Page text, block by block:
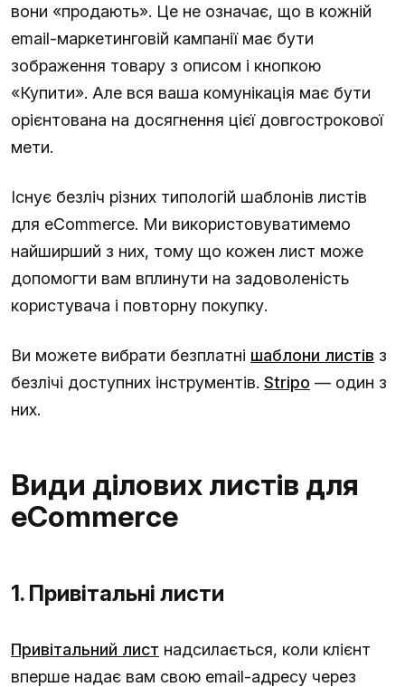
вони «продають». Це не означає, що в кожній
email-маркетинговій кампанії має бути
зображення товару з описом і кнопкою
«Купити». Але вся ваша комунікація має бути
орієнтована на досягнення цієї довгострокової
мети.
Існує безліч різних типологій шаблонів листів
для eCommerce. Ми використовуватимемо
найширший з них, тому що кожен лист може
допомогти вам вплинути на задоволеність
користувача і повторну покупку.
Ви можете вибрати безплатні шаблони листів з
безлічі доступних інструментів. Stripo — один з
них.
Види ділових листів для
eCommerce
1. Привітальні листи
Привітальний лист надсилається, коли клієнт
вперше надає вам свою email-адресу через